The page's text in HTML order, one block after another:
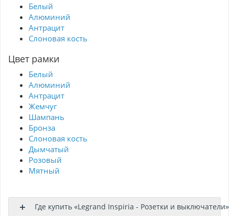
Белый
Алюминий
Антрацит
Слоновая кость
Цвет рамки
Белый
Алюминий
Антрацит
Жемчуг
Шампань
Бронза
Слоновая кость
Дымчатый
Розовый
Мятный
Где купить «Legrand Inspiria - Розетки и